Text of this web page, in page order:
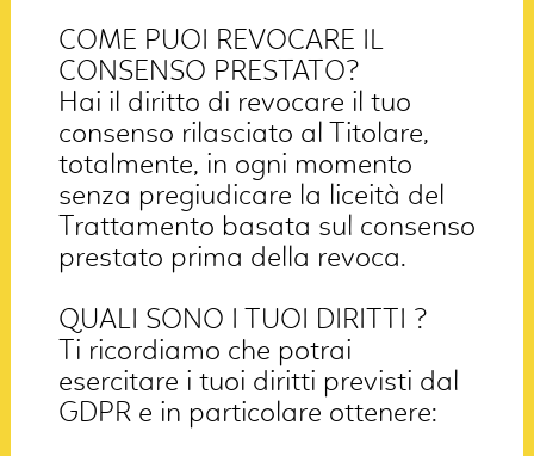
COME PUOI REVOCARE IL
CONSENSO PRESTATO?
Hai il diritto di revocare il tuo
consenso rilasciato al Titolare,
totalmente, in ogni momento
senza pregiudicare la liceità del
Trattamento basata sul consenso
prestato prima della revoca.
QUALI SONO I TUOI DIRITTI ?
Ti ricordiamo che potrai
esercitare i tuoi diritti previsti dal
GDPR e in particolare ottenere: